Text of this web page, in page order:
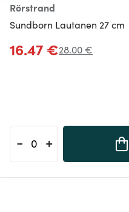
Rörstrand
Sundborn Lautanen 27 cm
16.47 €28.00 €
- +